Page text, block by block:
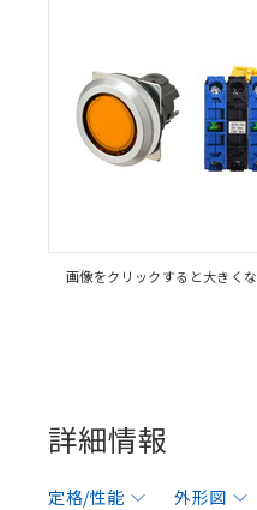
画像をクリックすると大きく
詳細情報
定格/性能 外形図